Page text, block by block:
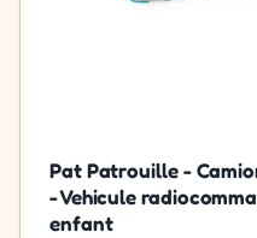
Pat Patrouille -
- Vehicule
enfant